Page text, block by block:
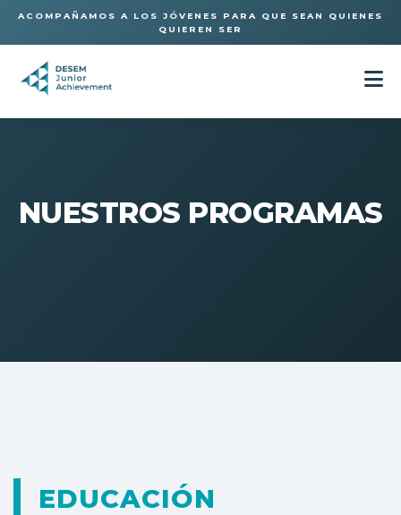
ACOMPAÑAMOS A LOS JÓVENES PARA QUE SEAN QUIENES
QUIEREN SER
NUESTROS PROGRAMAS
EDUCACIÓN